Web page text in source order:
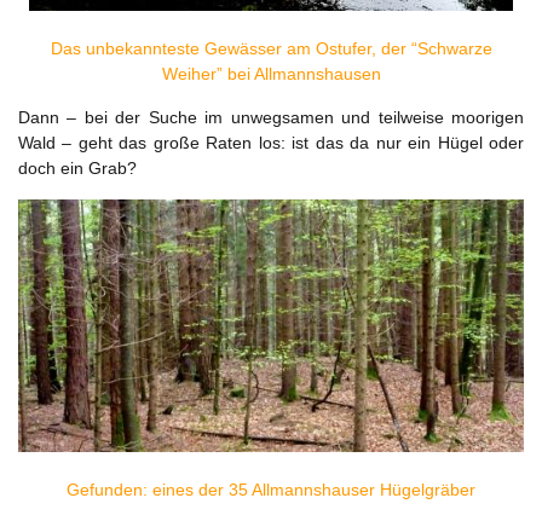
Das unbekannteste Gewässer am Ostufer, der “Schwarze
Weiher” bei Allmannshausen
Dann – bei der Suche im unwegsamen und teilweise moorigen
Wald – geht das große Raten los: ist das da nur ein Hügel oder
doch ein Grab?
Gefunden: eines der 35 Allmannshauser Hügelgräber